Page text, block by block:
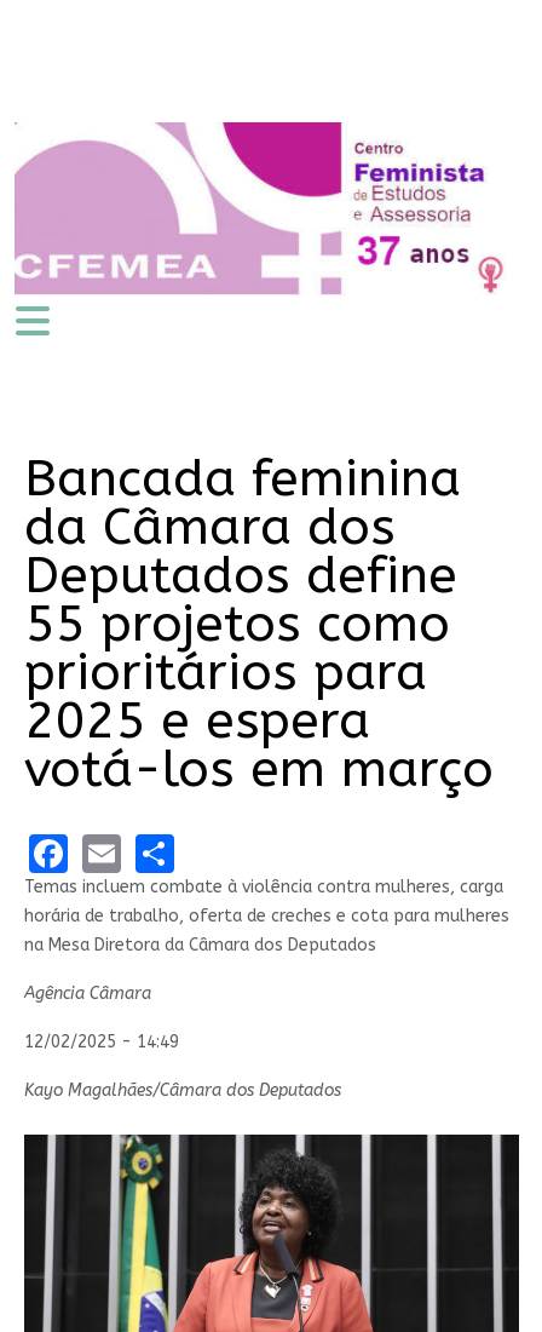
Bancada feminina
da Câmara dos
Deputados define
55 projetos como
prioritários para
2025 e espera
votá-los em março
Facebook
EmailShare
Temas incluem combate à violência contra mulheres, carga
horária de trabalho, oferta de creches e cota para mulheres
na Mesa Diretora da Câmara dos Deputados
Agência Câmara
12/02/2025 - 14:49
Kayo Magalhães/Câmara dos Deputados